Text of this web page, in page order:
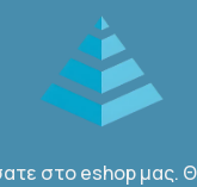
στο eshop μας.